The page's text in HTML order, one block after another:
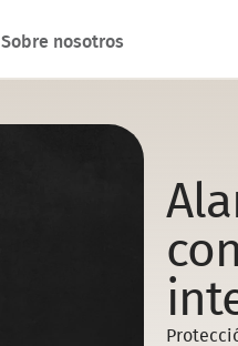
Sobre nosotros